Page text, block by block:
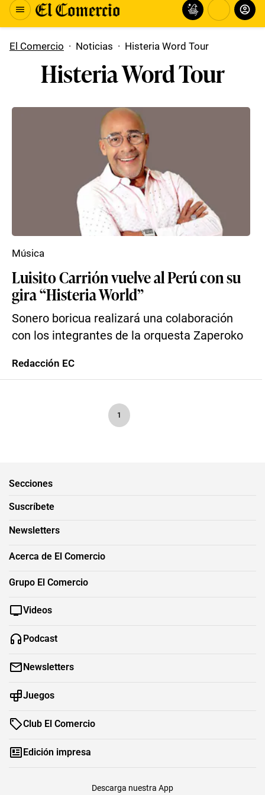
El Comercio · Noticias · Histeria Word Tour
Histeria Word Tour
Luisito Carrión vuelve al Perú con su
gira “Histeria World”
Sonero boricua realizará una colaboración
con los integrantes de la orquesta Zaperoko
Música
Redacción EC
1
Secciones
Suscríbete
Newsletters
Acerca de El Comercio
Grupo El Comercio
Videos
Podcast
Newsletters
Juegos
Club El Comercio
Edición impresa
Descarga nuestra App